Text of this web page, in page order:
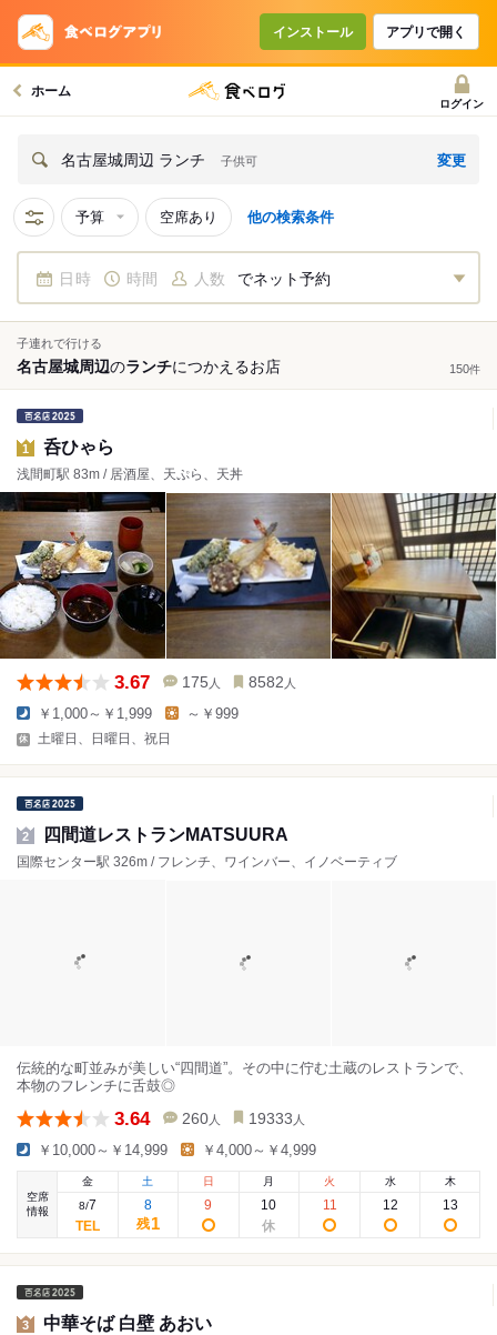
インストール アプリで開く
ホーム
ログイン
名古屋城周辺 ランチ 子供可 変更
予算 空席あり 他の検索条件
日時 時間 人数 でネット予約
子連れで行ける
名古屋城周辺のランチにつかえるお店 150件
1 呑ひゃら
浅間町駅 83m / 居酒屋、天ぷら、天丼
3.67 175 人 8582 人
￥1,000～￥1,999 ～￥999
土曜日、日曜日、祝日
2 四間道レストランMATSUURA
国際センター駅 326m / フレンチ、ワインバー、イノベーティブ
伝統的な町並みが美しい“四間道”。その中に佇む土蔵のレストランで、
本物のフレンチに舌鼓◎
3.64 260 人 19333 人
￥10,000～￥14,999 ￥4,000～￥4,999
空席
情報
金
8/7
土
8
残1
日
9
月
10
火
11
水
12
木
13
3 中華そば 白壁 あおい